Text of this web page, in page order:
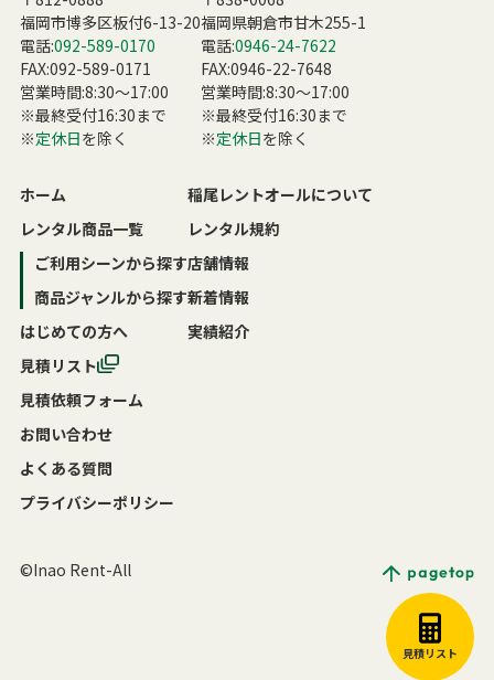
福岡市博多区板付6-13-20
電話:092-589-0170
FAX:092-589-0171
営業時間:8:30〜17:00
※最終受付16:30まで
※定休日を除く
福岡県朝倉市甘木255-1
電話:0946-24-7622
FAX:0946-22-7648
営業時間:8:30〜17:00
※最終受付16:30まで
※定休日を除く
ホーム
レンタル商品一覧
ご利用シーンから探す
商品ジャンルから探す
はじめての方へ
稲尾レントオールについて
レンタル規約
店舗情報
新着情報
実績紹介
見積リスト
見積依頼フォーム
お問い合わせ
よくある質問
プライバシーポリシー
©Inao Rent-All